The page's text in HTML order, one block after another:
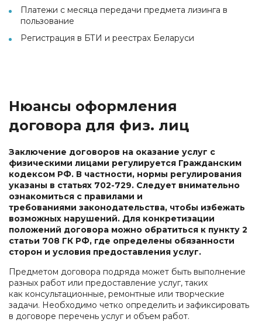
Платежи с месяца передачи предмета лизинга в
пользование
Регистрация в БТИ и реестрах Беларуси
Нюансы оформления
договора для физ. лиц
Заключение договоров на оказание услуг с
физическими лицами регулируется Гражданским
кодексом РФ. В частности, нормы регулирования
указаны в статьях 702-729. Следует внимательно
ознакомиться с правилами и
требованиями законодательства, чтобы избежать
возможных нарушений. Для конкретизации
положений договора можно обратиться к пункту 2
статьи 708 ГК РФ, где определены обязанности
сторон и условия предоставления услуг.
Предметом договора подряда может быть выполнение
разных работ или предоставление услуг, таких
как консультационные, ремонтные или творческие
задачи. Необходимо четко определить и зафиксировать
в договоре перечень услуг и объем работ.